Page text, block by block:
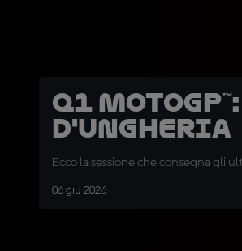
Q1
d'Ungheria
Ecco la sessione che consegna gli
06 giu 2026